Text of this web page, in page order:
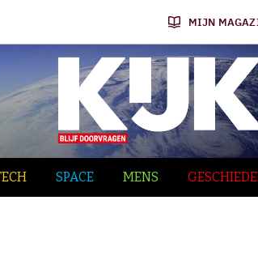
MIJN
SPACE MENS